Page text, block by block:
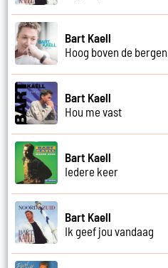
Bart Kaell
Hoog boven de bergen
Bart Kaell
Hou me vast
Bart Kaell
Iedere keer
Bart Kaell
Ik geef jou vandaag